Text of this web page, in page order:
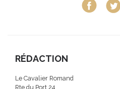
RÉDACTION
Le Cavalier Romand
Rte du Port 24